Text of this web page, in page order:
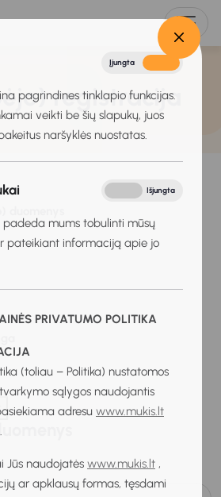
Įjungta
pagrindines tinklapio funkcijas.
veikti be šių slapukų, juos
naršyklės nuostatas.
Išjungta
mums tobulinti mūsų
pateikiant informaciją apie jo
PRIVATUMO POLITIKA
(toliau – Politika) nustatomos
sąlygos naudojantis
adresu www.mukis.lt
Jūs naudojatės www.mukis.lt ,
ar apklausų formas, tęsdami
registracija